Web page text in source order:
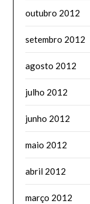
outubro 2012
setembro 2012
agosto 2012
julho 2012
junho 2012
maio 2012
abril 2012
março 2012